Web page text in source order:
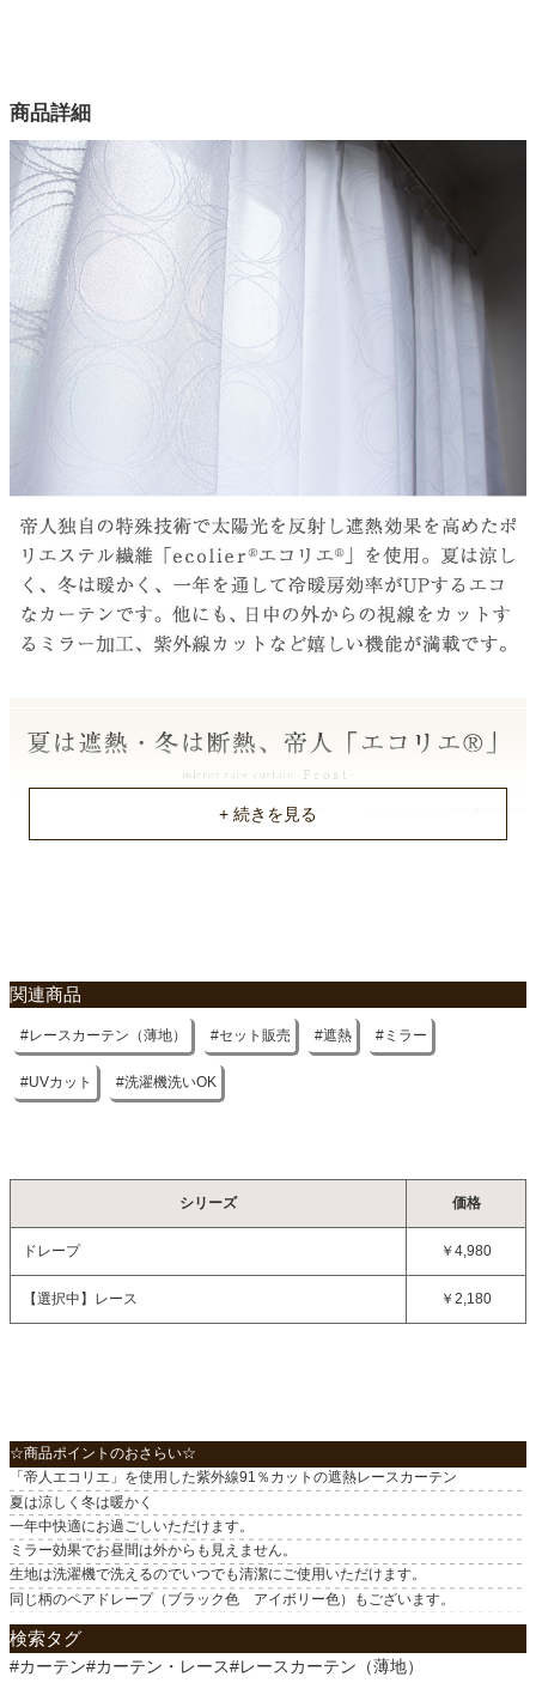
幅100×高さ176(cm)
幅100×高さ198(cm)
カラー
1色
生地巾
150(cm)
タテ糸組成
ポリエステル100％
1.5倍ヒダ
山仕様
フック仕様
フック形態
Aフック
14cm
ウォッシャブル
UVカット率
0.91
中国
商品詳細
関連商品
レースカーテン（薄地） セット販売 遮熱 ミラー
UVカット 洗濯機洗いOK
シリーズ 価格
ドレープ ￥4,980
【選択中】 レース ￥2,180
☆商品ポイントのおさらい☆
「帝人エコリエ」を使用した紫外線91％カットの遮熱レースカーテン
夏は涼しく冬は暖かく
一年中快適にお過ごしいただけます。
ミラー効果でお昼間は外からも見えません。
生地は洗濯機で洗えるのでいつでも清潔にご使用いただけます。
同じ柄のペアドレープ（ブラック色 アイボリー色）もございます。
検索タグ
#カーテン#カーテン・レース#レースカーテン（薄地）